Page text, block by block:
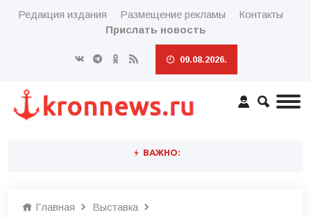
Редакция издания Размещение рекламы
Контакты
Прислать новость
09.08.2026.
ВАЖНО:
Главная
Выставка